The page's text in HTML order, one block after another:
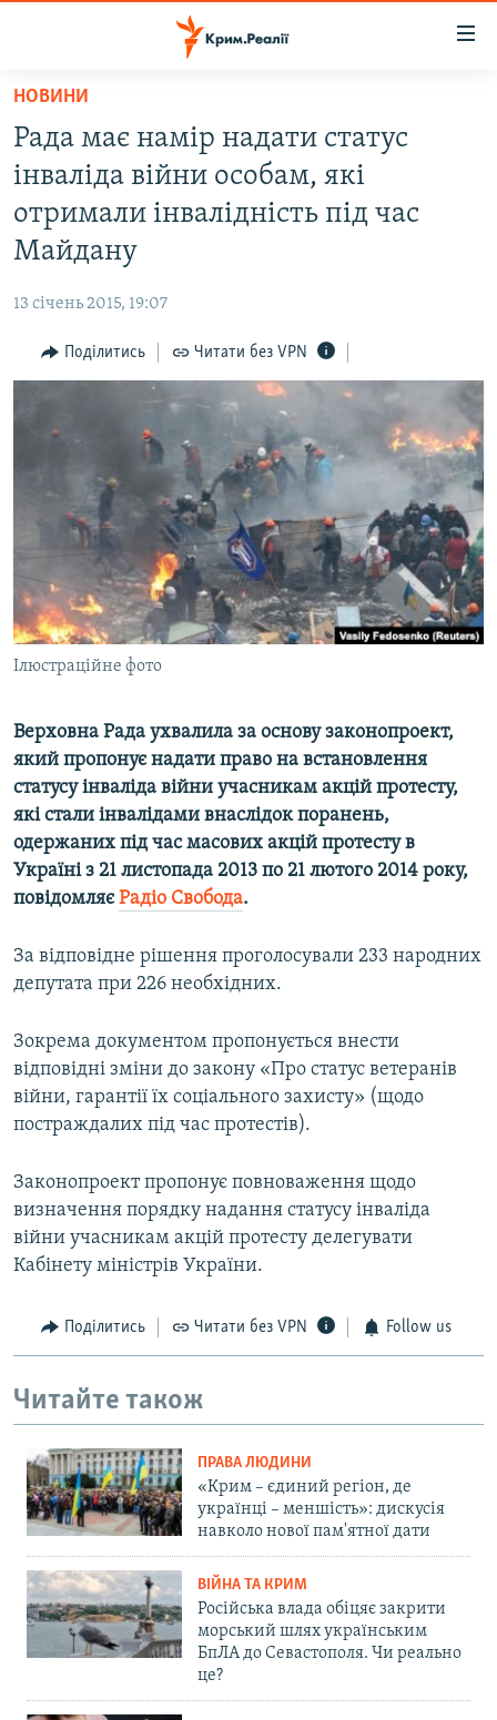
Перейти
основного
матеріалу
до
основної
Перейти
пошуку
ВОДА.КРИМ
ПОЛІТИКА
ІНТЕРВ'Ю
СПЕЦПРОЕКТИ
ДЕПОРТАЦІЯ
ВІДЕОУРОКИ «ELIFBE»
СВІДЧЕННЯ ОКУПАЦІЇ
УКРАЇНСЬКА ПРОБЛЕМА КРИМУ
ІНФОГРАФІКА
ЯК ОБІЙТИ БЛОКУВАННЯ
Русский
Qırımtatar
ДОЛУЧАЙСЯ!
Усі сайти RFE/RL
НОВИНИ
Рада має намір надати статус
інваліда війни особам, які
отримали інвалідність під час
Майдану
13 січень 2015, 19:07
Поділитись Читати без VPN
Ілюстраційне фото
Верховна Рада ухвалила за основу законопроект,
який пропонує надати право на встановлення
статусу інваліда війни учасникам акцій протесту,
які стали інвалідами внаслідок поранень,
одержаних під час масових акцій протесту в
Україні з 21 листопада 2013 по 21 лютого 2014 року,
повідомляєРадіо Свобода.
За відповідне рішення проголосували 233 народних
депутата при 226 необхідних.
Зокрема документом пропонується внести
відповідні зміни до закону «Про статус ветеранів
війни, гарантії їх соціального захисту» (щодо
постраждалих під час протестів).
Законопроект пропонує повноваження щодо
визначення порядку надання статусу інваліда
війни учасникам акцій протесту делегувати
Кабінету міністрів України.
Поділитись Читати без VPN Follow us
Читайте також
ПРАВА ЛЮДИНИ
«Крим – єдиний регіон, де
українці – меншість»: дискусія
навколо нової пам'ятної дати
ВІЙНА ТА КРИМ
Російська влада обіцяє закрити
морський шлях українським
БпЛА до Севастополя. Чи реально
це?